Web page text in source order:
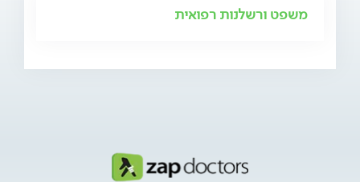
משפט ורשלנות רפואית